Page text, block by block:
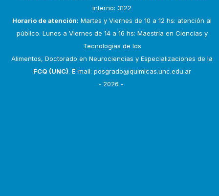
interno: 3122
Horario de atención: Martes y Viernes de 10 a 12 hs: atención al
público. Lunes a Viernes de 14 a 16 hs: Maestría en Ciencias y
Tecnologías de los
Alimentos, Doctorado en Neurociencias y Especializaciones de la
FCQ (UNC). E-mail: posgrado@quimicas.unc.edu.ar
- 2026 -